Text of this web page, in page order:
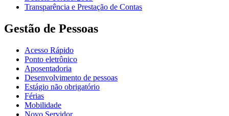
Transparência e Prestação de Contas
Gestão de Pessoas
Acesso Rápido
Ponto eletrônico
Aposentadoria
Desenvolvimento de pessoas
Estágio não obrigatório
Férias
Mobilidade
Novo Servidor